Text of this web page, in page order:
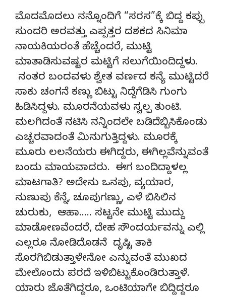
ಮೊದಮೊದಲು ನನ್ನೊಂದಿಗೆ “ಸರಸ”ಕ್ಕೆ ಬಿದ್ದ ಕಪ್ಪು
ಸುಂದರಿ ಅರವತ್ತು ಎಪ್ಪತ್ತರ ದಶಕದ ಸಿನಿಮಾ
ನಾಯಕಿಯರಂತೆ ಹೆಚ್ಚೆಂದರೆ, ಮುಟ್ಟಿ
ಮಾತಾಡಿಸುವಷ್ಟರ ಮಟ್ಟಿಗೆ ಸಲುಗೆಯಿಂದಿದ್ದಳು.
ನಂತರ ಬಂದವಳು ಶ್ವೇತ ವರ್ಣದ ಕನ್ಯೆ ಮುಟ್ಟಿದರೆ
ಸಾಕು ಚಂಗನೆ ಕಣ್ಣು ಬಿಟ್ಟು ನಿದ್ದೆಗೆಡಿಸಿ ಗುಂಗು
ಹಿಡಿಸಿದ್ದಳು. ಮೂರನೆಯವಳು ಸ್ವಲ್ಪ ತುಂಟಿ.
ಮಲಗಿದಂತೆ ನಟಿಸಿ ನನ್ನಿಂದಲೇ ಬಡಿದೆಬ್ಬಿಸಿಕೊಂಡು
ಎಚ್ಚರವಾದಂತೆ ಮಿನುಗುತ್ತಿದ್ದಳು. ಮೂರಕ್ಕೆ
ಮೂರು ಲಲನೆಯರು ಈಗಿದ್ದರು, ಈಗಿಲ್ಲವೆನ್ನುವಂತೆ
ಬಂದು ಮಾಯವಾದರು. ಈಗ ಬಂದಿದ್ದಾಳಲ್ಲ
ಮಾಟಗಾತಿ? ಅದೇನು ಒನಪು, ವ್ಯಯಾರ,
ನುಣುಪು ಕೆನ್ನೆ, ಚೂಪುಗಣ್ಣು, ಎಳೆ ಬಿಸಿಲಿನ
ಚುರುಕು, ಆಹಾ….. ಸಟ್ಟನೇ ಮುಟ್ಟಿ ಮುದ್ದು
ಮಾಡೋಣವೆಂದರೆ, ದೇಹ ಸೌಂದರ್ಯವನ್ನು ಎಲ್ಲಿ
ಎಲ್ಲರೂ ನೋಡಿದೊಡನೆ ದೃಷ್ಟಿ ತಾಕಿ
ಸೊರಗಿಬಿಡುತ್ತಾಳೇನೋ ಎನ್ನುವಂತೆ ಮುಖದ
ಮೇಲೊಂದು ಪರದೆ ಇಳಿಬಿಟ್ಟುಕೊಂಡಿರುತ್ತಾಳೆ.
ಯಾರು ಜೊತೆಗಿದ್ದರೂ, ಒಂಟಿಯಾಗೇ ಬಿದ್ದಿದ್ದರೂ